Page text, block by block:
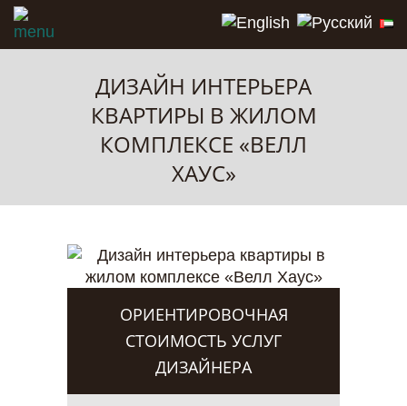
ДИЗАЙН ИНТЕРЬЕРА
КВАРТИРЫ В ЖИЛОМ
КОМПЛЕКСЕ «ВЕЛЛ
ХАУС»
ОРИЕНТИРОВОЧНАЯ
СТОИМОСТЬ УСЛУГ
ДИЗАЙНЕРА